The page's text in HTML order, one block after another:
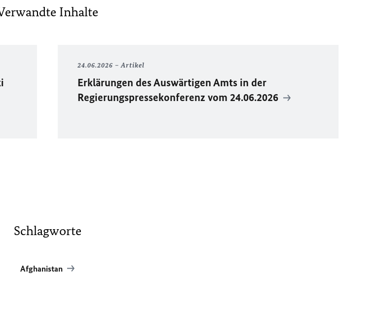
Inhalte
24.06.2026 Artikel
Erklärungen des Auswärtigen Amts in der
Regierungspressekonferenz vom 24.06.2026
Schlagworte
Afghanistan